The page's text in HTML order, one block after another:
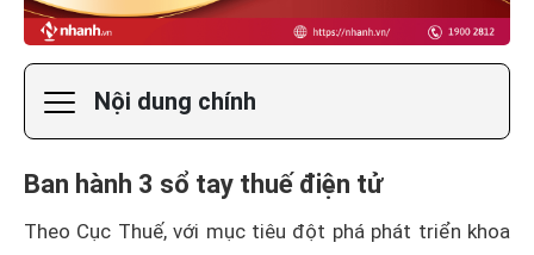
Nội dung chính
Ban hành 3 sổ tay thuế điện tử
Theo Cục Thuế, với mục tiêu đột phá phát triển khoa